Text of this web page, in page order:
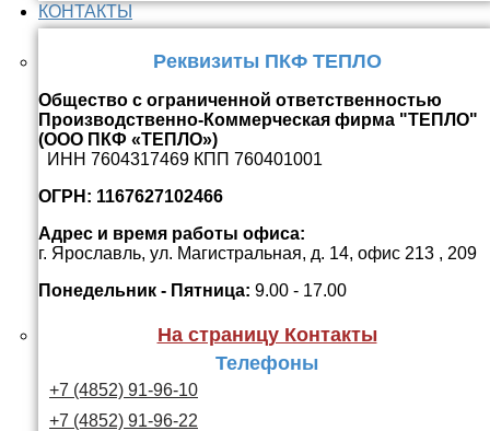
КОНТАКТЫ
Реквизиты ПКФ ТЕПЛО
Общество с ограниченной ответственностью
Производственно-Коммерческая фирма "ТЕПЛО"
(ООО ПКФ «ТЕПЛО»)
ИНН 7604317469 КПП 760401001
ОГРН: 1167627102466
Адрес и время работы офиса:
г. Ярославль, ул. Магистральная, д. 14, офис 213 , 209
Понедельник - Пятница: 9.00 - 17.00
На страницу Контакты
Телефоны
+7 (4852) 91-96-10
+7 (4852) 91-96-22